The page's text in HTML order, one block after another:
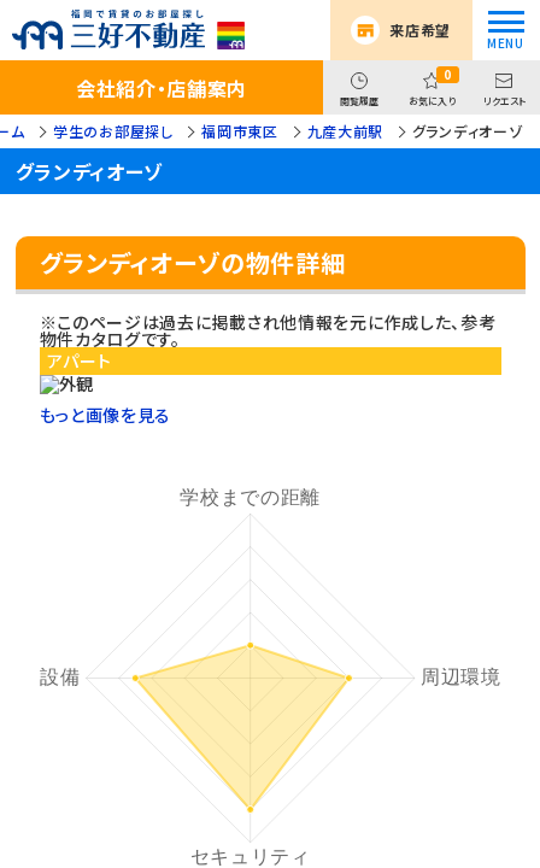
来店希望
会社紹介・店舗案内 閲覧履歴
0
お気に入り リクエスト
ム 学生のお部屋探し 福岡市東区 九産大前駅 グランディオーゾ
グランディオーゾ
グランディオーゾの物件詳細
※このページは過去に掲載され他情報を元に作成した、参考
物件カタログです。
アパート
もっと画像を見る